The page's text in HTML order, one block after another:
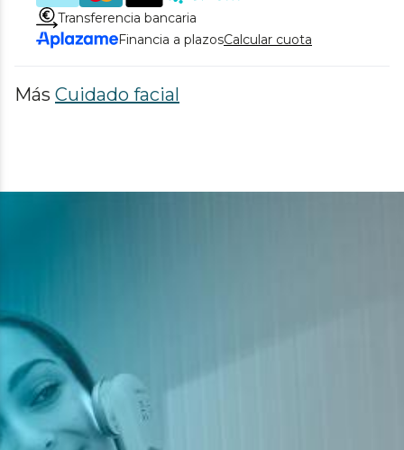
Transferencia bancaria
Financia a plazosCalcular cuota
Más Cuidado facial